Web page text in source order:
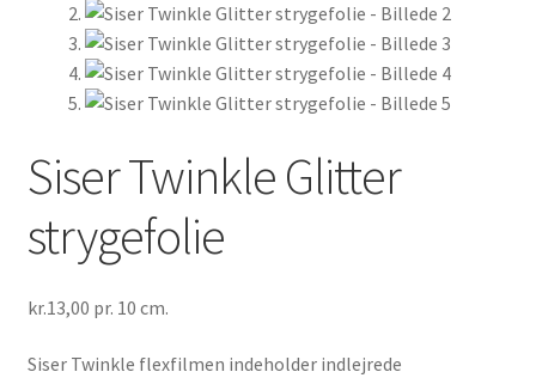
Siser Twinkle Glitter
strygefolie
kr.13,00 pr. 10 cm.
Siser Twinkle flexfilmen indeholder indlejrede